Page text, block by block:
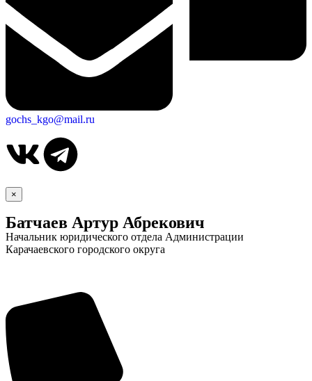
gochs_kgo@mail.ru
×
Батчаев Артур Абрекович
Начальник юридического отдела Администрации
Карачаевского городского округа